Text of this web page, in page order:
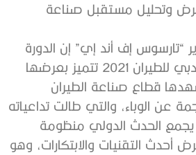
وتحليل مستقبل صناعة
إف أند إي” إن الدورة
القادمة من معرض دبي للطيران 2021 تتميز بعرضها
قطاع صناعة الطيران
عن الوباء، والتي طالت تداعياته
يجمع الحدث الدولي منظومة
أحدث التقنيات والابتكارات، وهو